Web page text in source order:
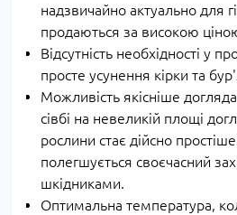
надзвичайно актуально для
продаються за високою
Відсутність необхідності у
просте усунення кірки та
Можливість якісніше
сівбі на невеликій площі
рослини стає дійсно
полегшується своєчасний
шкідниками.
Оптимальна температура,